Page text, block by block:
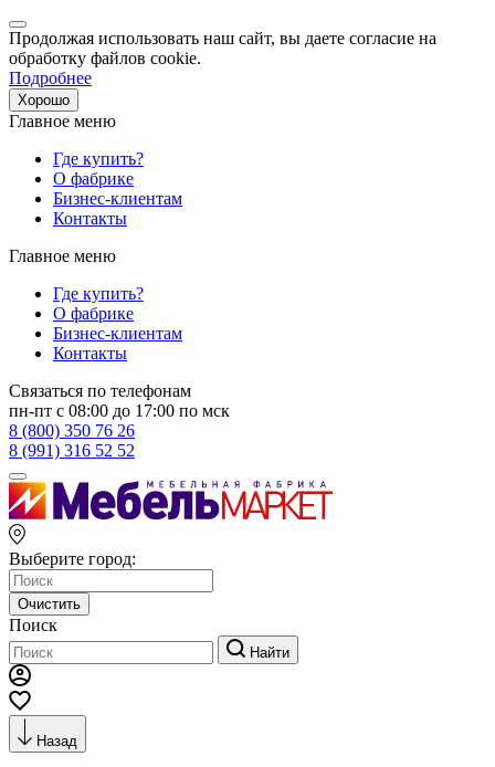
Продолжая использовать наш сайт, вы даете согласие на
обработку файлов cookie.
Подробнее
Хорошо
Главное меню
Где купить?
О фабрике
Бизнес-клиентам
Контакты
Главное меню
Где купить?
О фабрике
Бизнес-клиентам
Контакты
Связаться по телефонам
пн-пт с 08:00 до 17:00 по мск
8 (800) 350 76 26
8 (991) 316 52 52
Выберите город:
Очистить
Поиск
Найти
Назад